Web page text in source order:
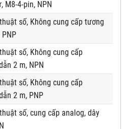
M8-4-pin, NPN
số, Không cung cấp tương
số, Không cung cấp
2 m, NPN
số, Không cung cấp
2 m, PNP
số, cung cấp analog, dây